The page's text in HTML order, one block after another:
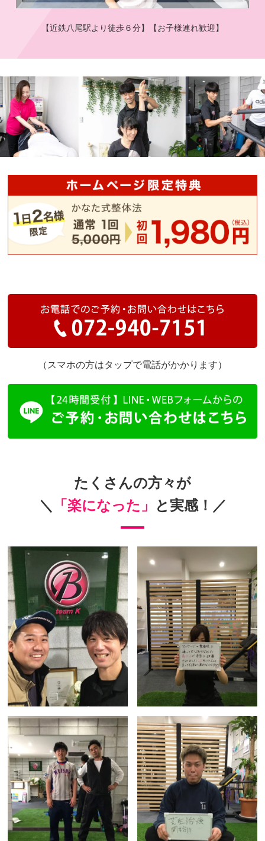
【近鉄八尾駅より徒歩６分】【お子様連れ歓迎】
（スマホの方はタップで電話がかかります）
たくさんの方々が
＼
「楽になった」 と実感！／